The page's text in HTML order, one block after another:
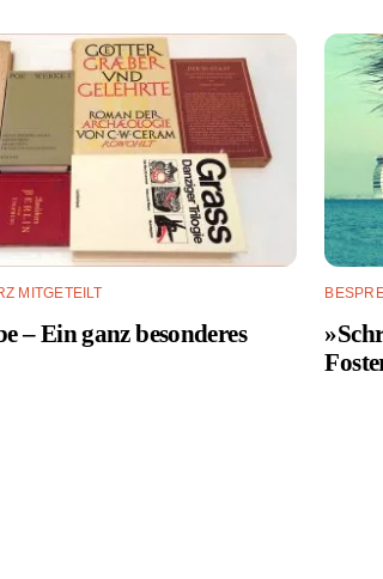
MITGETEILT
– Ein ganz besonderes